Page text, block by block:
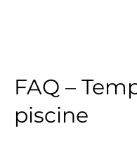
FAQ –
piscine